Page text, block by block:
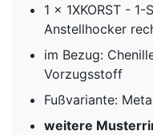
1 x 1XKORST -
Anstellhocker
im Bezug:
Vorzugsstoff
Fußvariante:
weitere